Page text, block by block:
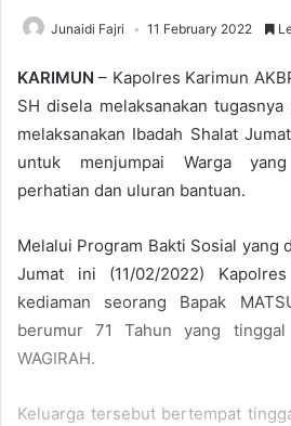
Junaidi Fajri 11 February 2022
KARIMUN – Kapolres Karimun
SH disela melaksanakan
melaksanakan Ibadah Shalat
untuk menjumpai Warga
perhatian dan uluran bantuan.
Melalui Program Bakti Sosial yang
Jumat ini (11/02/2022)
kediaman seorang Bapak
berumur 71 Tahun yang
WAGIRAH.
Keluarga tersebut bertempat